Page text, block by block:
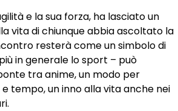
e la sua forza, ha lasciato un
vita di chiunque abbia ascoltato la
resterà come un simbolo di
in generale lo sport – può
tra anime, un modo per
tempo, un inno alla vita anche nei